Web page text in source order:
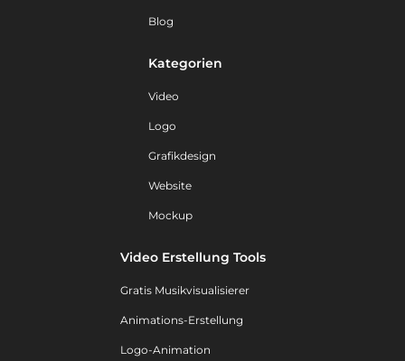
Blog
Kategorien
Video
Logo
Grafikdesign
Website
Mockup
Video Erstellung Tools
Gratis Musikvisualisierer
Animations-Erstellung
Logo-Animation